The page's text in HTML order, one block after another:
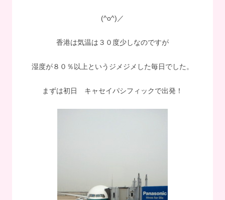
(^o^)／
香港は気温は３０度少しなのですが
湿度が８０％以上というジメジメした毎日でした。
まずは初日 キャセイパシフィックで出発！